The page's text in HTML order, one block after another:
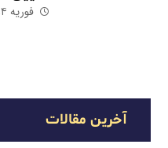
صادرات
فوریه ۴, ۲۰۲۶
آخرین مقالات